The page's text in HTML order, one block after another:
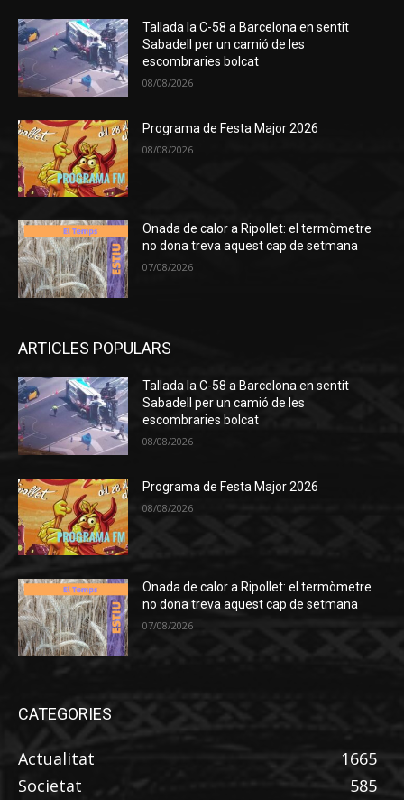
Tallada la C-58 a Barcelona en sentit
Sabadell per un camió de les
escombraries bolcat
08/08/2026
Programa de Festa Major 2026
08/08/2026
Onada de calor a Ripollet: el termòmetre
no dona treva aquest cap de setmana
07/08/2026
ARTICLES POPULARS
Tallada la C-58 a Barcelona en sentit
Sabadell per un camió de les
escombraries bolcat
08/08/2026
Programa de Festa Major 2026
08/08/2026
Onada de calor a Ripollet: el termòmetre
no dona treva aquest cap de setmana
07/08/2026
CATEGORIES
Actualitat
1665
Societat
585